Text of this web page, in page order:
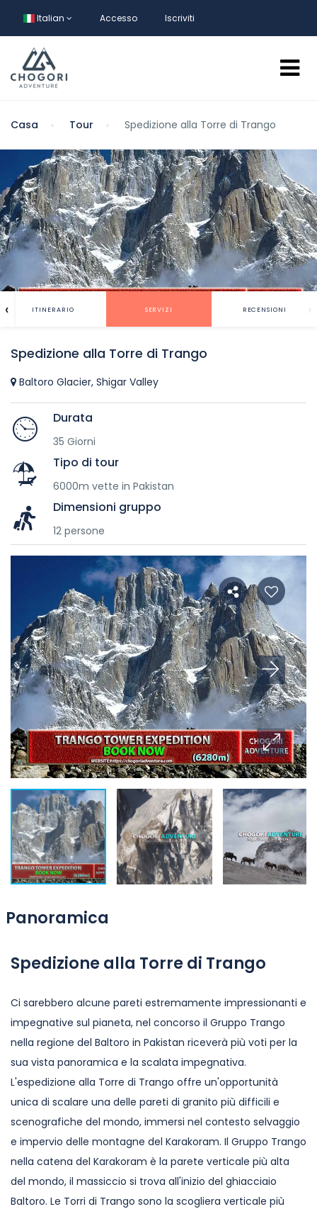
Italian Accesso Iscriviti
Casa Tour Spedizione alla Torre di Trango
ITINERARIO SERVIZI RECENSIONI
‹ ›
Spedizione alla Torre di Trango
Baltoro Glacier, Shigar Valley
Durata
35 Giorni
Tipo di tour
6000m vette in Pakistan
Dimensioni gruppo
12 persone
Panoramica
Spedizione alla Torre di Trango
Ci sarebbero alcune pareti estremamente impressionanti e
impegnative sul pianeta, nel concorso il Gruppo Trango
nella regione del Baltoro in Pakistan riceverà più voti per la
sua vista panoramica e la scalata impegnativa.
L'espedizione alla Torre di Trango offre un'opportunità
unica di scalare una delle pareti di granito più difficili e
scenografiche del mondo, immersi nel contesto selvaggio
e impervio delle montagne del Karakoram. Il Gruppo Trango
nella catena del Karakoram è la parete verticale più alta
del mondo, il massiccio si trova all'inizio del ghiacciaio
Baltoro. Le Torri di Trango sono la scogliera verticale più